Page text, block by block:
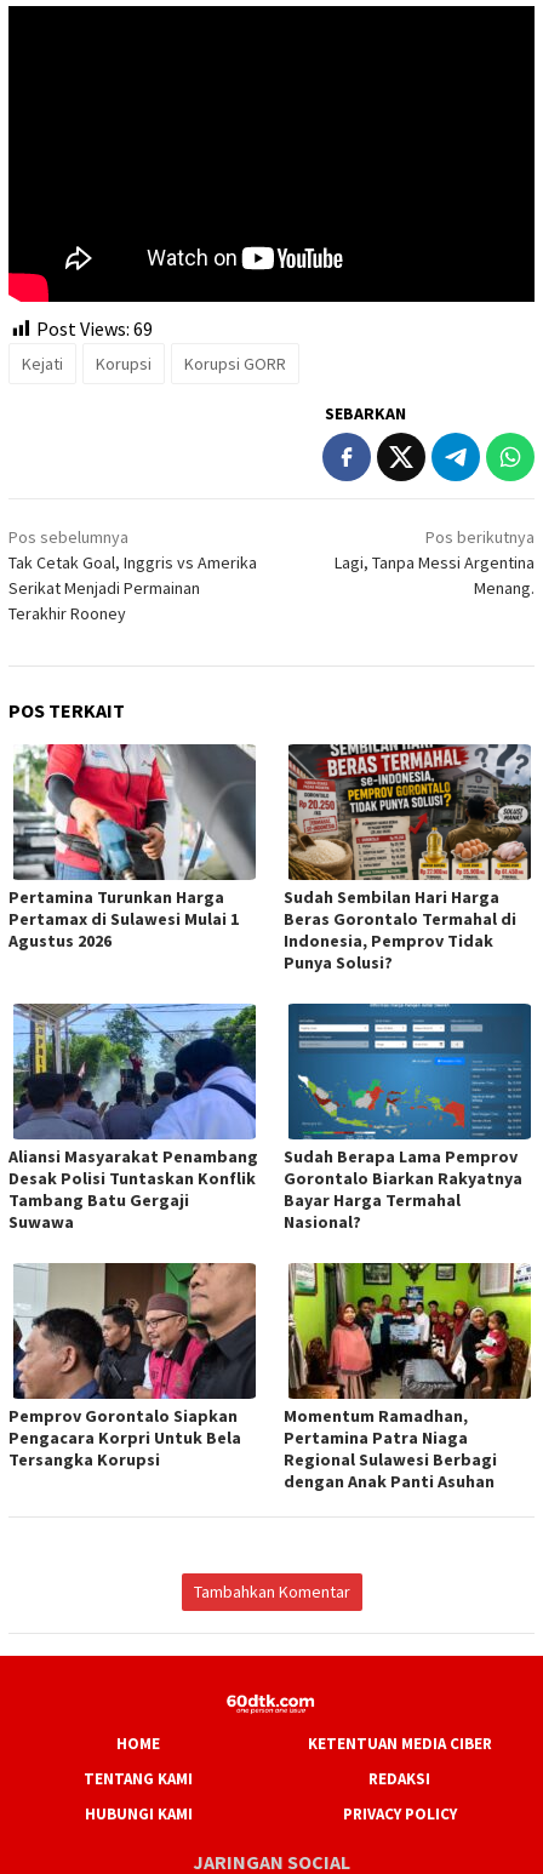
Post Views: 69
Kejati Korupsi Korupsi GORR
SEBARKAN
Navigasi
pos
Pos sebelumnya
Tak Cetak Goal, Inggris vs Amerika
Serikat Menjadi Permainan
Terakhir Rooney
Pos berikutnya
Lagi, Tanpa Messi Argentina
Menang.
POS TERKAIT
Pertamina Turunkan Harga
Pertamax di Sulawesi Mulai 1
Agustus 2026
Sudah Sembilan Hari Harga
Beras Gorontalo Termahal di
Indonesia, Pemprov Tidak
Punya Solusi?
Aliansi Masyarakat Penambang
Desak Polisi Tuntaskan Konflik
Tambang Batu Gergaji
Suwawa
Sudah Berapa Lama Pemprov
Gorontalo Biarkan Rakyatnya
Bayar Harga Termahal
Nasional?
Pemprov Gorontalo Siapkan
Pengacara Korpri Untuk Bela
Tersangka Korupsi
Momentum Ramadhan,
Pertamina Patra Niaga
Regional Sulawesi Berbagi
dengan Anak Panti Asuhan
Tambahkan Komentar
HOME
KETENTUAN MEDIA CIBER
TENTANG KAMI
REDAKSI
HUBUNGI KAMI
PRIVACY POLICY
JARINGAN SOCIAL